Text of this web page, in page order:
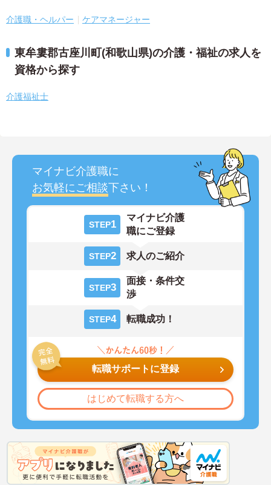
介護職・ヘルパー ケアマネージャー
東牟婁郡古座川町(和歌山県)の介護・福祉の求人を
資格から探す
介護福祉士
マイナビ介護職に
お気軽にご相談下さい！
STEP1
マイナビ介護
職にご登録
STEP2 求人のご紹介
STEP3
面接・条件交
渉
STEP4 転職成功！
転職サポートに登録
はじめて転職する方へ